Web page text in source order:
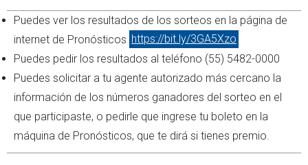
Puedes ver los resultados de los sorteos en la página de
internet de Pronósticos https://bit.ly/3GA5Xzo
Puedes pedir los resultados al teléfono (55) 5482-0000
Puedes solicitar a tu agente autorizado más cercano la
información de los números ganadores del sorteo en el
que participaste, o pedirle que ingrese tu boleto en la
máquina de Pronósticos, que te dirá si tienes premio.